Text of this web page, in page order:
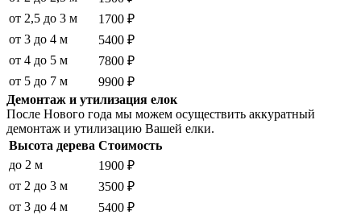
от 2,5 до 3 м
1700 ₽
от 3 до 4 м
5400 ₽
от 4 до 5 м
7800 ₽
от 5 до 7 м
9900 ₽
Демонтаж и утилизация елок
После Нового года мы можем осуществить аккуратный
демонтаж и утилизацию Вашей елки.
Высота дерева Стоимость
до 2 м
1900 ₽
от 2 до 3 м
3500 ₽
от 3 до 4 м
5400 ₽